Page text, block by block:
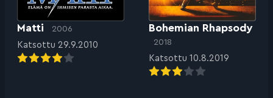
Matti 2006
Katsottu 29.9.2010
Bohemian Rhapsody
2018
Katsottu 10.8.2019